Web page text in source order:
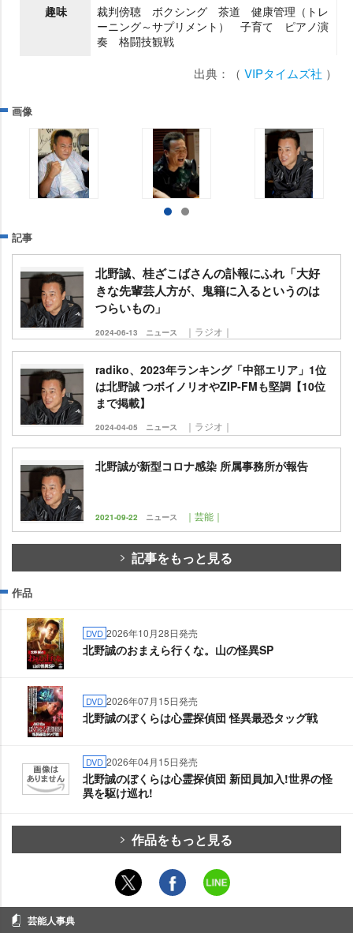
趣味
裁判傍聴 ボクシング 茶道 健康管理（トレ
ーニング～サプリメント） 子育て ピアノ演
奏 格闘技観戦
出典：（ VIPタイムズ社 ）
画像
記事
北野誠、桂ざこばさんの訃報にふれ「大好
きな先輩芸人方が、鬼籍に入るというのは
つらいもの」
2024-06-13 ニュース ｜ラジオ｜
radiko、2023年ランキング「中部エリア」1位
は北野誠 つボイノリオやZIP‐FMも堅調【10位
まで掲載】
2024-04-05 ニュース ｜ラジオ｜
北野誠が新型コロナ感染 所属事務所が報告
2021-09-22 ニュース ｜芸能｜
記事をもっと見る
作品
DVD 2026年10月28日発売
北野誠のおまえら行くな。山の怪異SP
DVD 2026年07月15日発売
北野誠のぼくらは心霊探偵団 怪異最恐タッグ戦
DVD 2026年04月15日発売
北野誠のぼくらは心霊探偵団 新団員加入!世界の怪
異を駆け巡れ!
作品をもっと見る
芸能人事典